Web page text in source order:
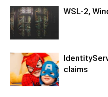
WSL-2,
claims